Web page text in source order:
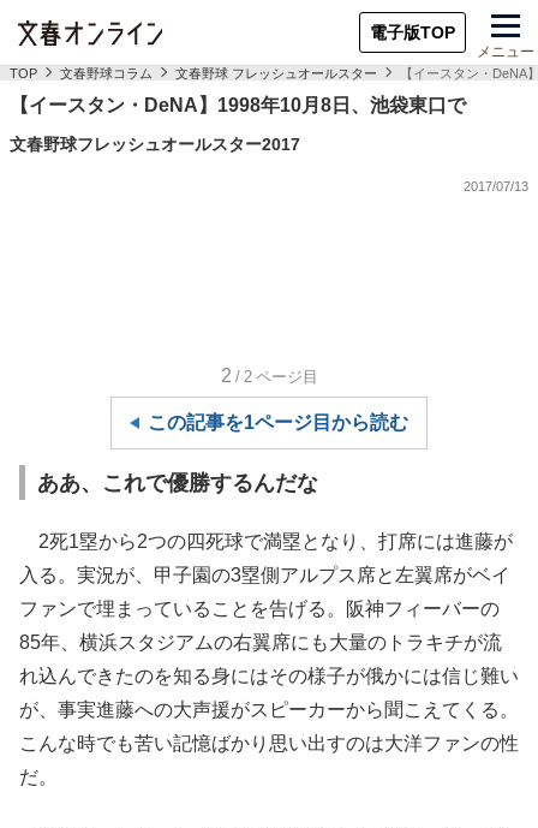
電子版TOP
メニュー
TOP 文春野球コラム 文春野球 フレッシュオールスター 【イースタン・DeNA
【イースタン・DeNA】1998年10月8日、池袋東口で
文春野球フレッシュオールスター2017
2017/07/13
2 /2 ページ目
この記事を1ページ目から読む
ああ、これで優勝するんだな
2死1塁から2つの四死球で満塁となり、打席には進藤が
入る。実況が、甲子園の3塁側アルプス席と左翼席がベイ
ファンで埋まっていることを告げる。阪神フィーバーの
85年、横浜スタジアムの右翼席にも大量のトラキチが流
れ込んできたのを知る身にはその様子が俄かには信じ難い
が、事実進藤への大声援がスピーカーから聞こえてくる。
こんな時でも苦い記憶ばかり思い出すのは大洋ファンの性
だ。